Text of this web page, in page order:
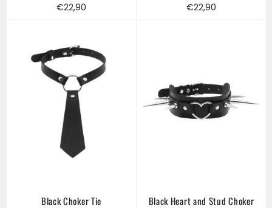
Regular
€22,90
Regular
€22,90
Black Choker Tie Black Heart and Stud Choker